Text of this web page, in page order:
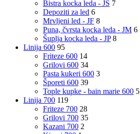
Bistra kocka leda - JS 7
Depoziti za led 6
Mrvljeni led - JF 8
Puna, čvrsta kocka leda - JM 6
Šuplja kocka leda - JP 8
Linija 600 95
Friteze 600 14
Grilovi 600 34
Pasta kukeri 600 3
Šporeti 600 39
Tople kupke - bain marie 600 5
Linija 700 119
Friteze 700 28
Grilovi 700 35
Kazani 700 2